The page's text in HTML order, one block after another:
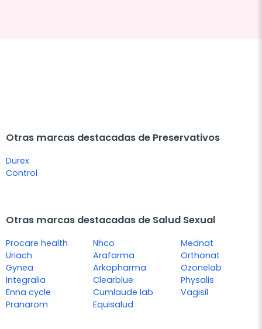
Otras marcas destacadas de Preservativos
Durex
Control
Otras marcas destacadas de Salud Sexual
Procare health
Uriach
Gynea
Integralia
Enna cycle
Pranarom
Nhco
Arafarma
Arkopharma
Clearblue
Cumlaude lab
Equisalud
Mednat
Orthonat
Ozonelab
Physalis
Vagisil